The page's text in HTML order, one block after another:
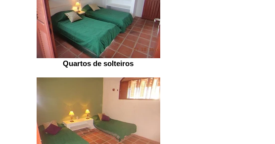
Quartos de solteiros